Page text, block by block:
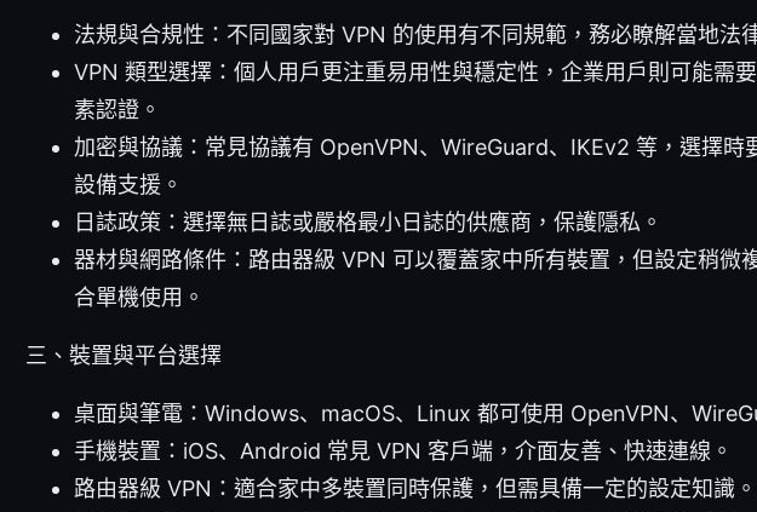
法規與合規性：不同國家對 VPN 的使用有不同規範，務必瞭解當地法
VPN 類型選擇：個人用戶更注重易用性與穩定性，企業用戶則可能需
素認證。
加密與協議：常見協議有 OpenVPN、WireGuard、IKEv2 等，選擇時
設備支援。
日誌政策：選擇無日誌或嚴格最小日誌的供應商，保護隱私。
器材與網路條件：路由器級 VPN 可以覆蓋家中所有裝置，但設定稍微
合單機使用。
三、裝置與平台選擇
桌面與筆電：Windows、macOS、Linux 都可使用 OpenVPN、
手機裝置：iOS、Android 常見 VPN 客戶端，介面友善、快速連線。
路由器級 VPN：適合家中多裝置同時保護，但需具備一定的設定知識。